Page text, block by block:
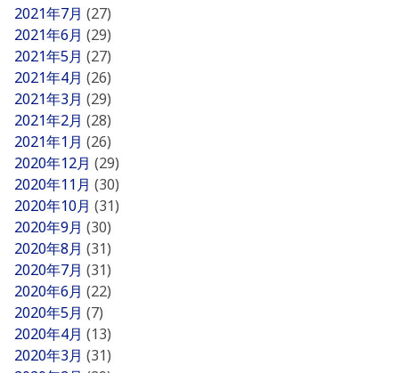
2021年7月 (27)
2021年6月 (29)
2021年5月 (27)
2021年4月 (26)
2021年3月 (29)
2021年2月 (28)
2021年1月 (26)
2020年12月 (29)
2020年11月 (30)
2020年10月 (31)
2020年9月 (30)
2020年8月 (31)
2020年7月 (31)
2020年6月 (22)
2020年5月 (7)
2020年4月 (13)
2020年3月 (31)